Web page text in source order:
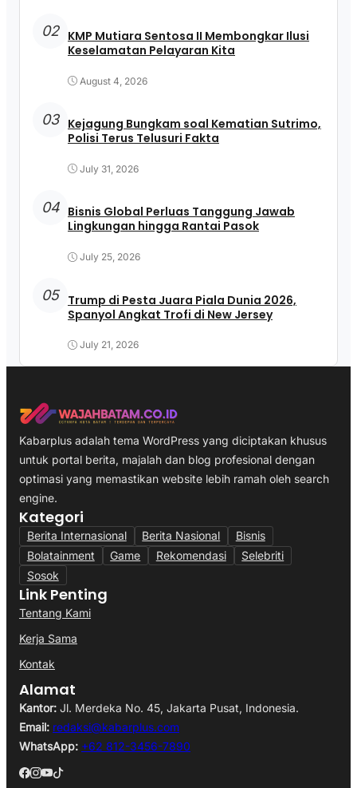
02 KMP Mutiara Sentosa II Membongkar Ilusi
Keselamatan Pelayaran Kita
August 4, 2026
03 Kejagung Bungkam soal Kematian Sutrimo,
Polisi Terus Telusuri Fakta
July 31, 2026
04 Bisnis Global Perluas Tanggung Jawab
Lingkungan hingga Rantai Pasok
July 25, 2026
05 Trump di Pesta Juara Piala Dunia 2026,
Spanyol Angkat Trofi di New Jersey
July 21, 2026
Kabarplus adalah tema WordPress yang diciptakan khusus
untuk portal berita, majalah dan blog profesional dengan
optimasi yang memastikan website lebih ramah oleh search
engine.
Kategori
Berita Internasional Berita Nasional
Bisnis
Bolatainment
Game Rekomendasi
Selebriti
Sosok
Link Penting
Tentang Kami
Kerja Sama
Kontak
Alamat
Kantor: Jl. Merdeka No. 45, Jakarta Pusat, Indonesia.
Email: redaksi@kabarplus.com
WhatsApp: +62 812-3456-7890